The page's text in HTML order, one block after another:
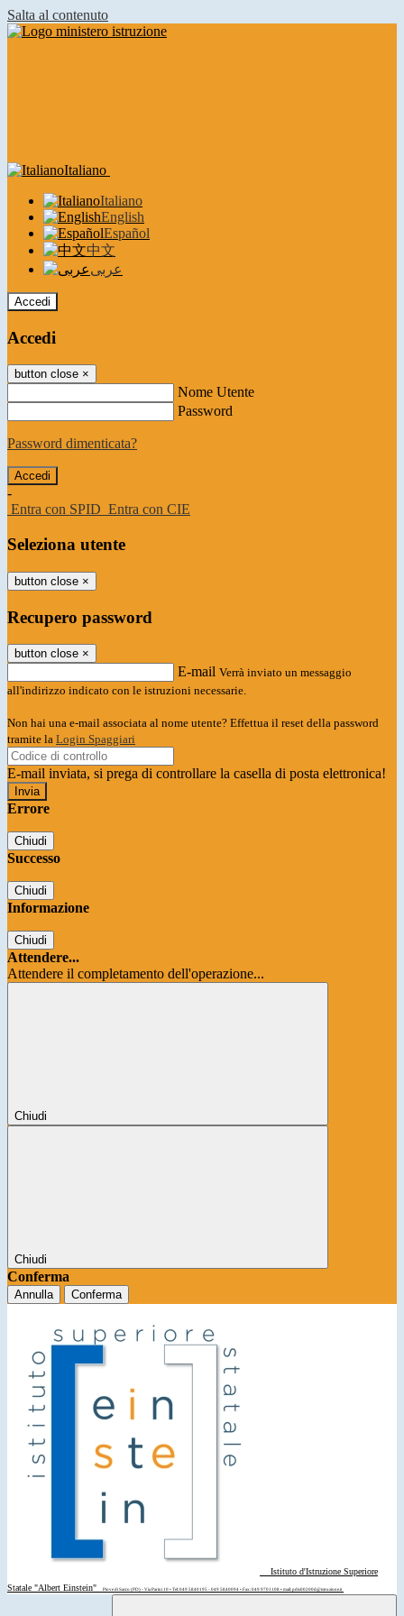
Salta al contenuto
Italiano
Italiano
English
Español
中文
عربى
Accedi
Accedi
button close ×
Nome Utente
Password
Password dimenticata?
-
Entra con SPID Entra con CIE
Seleziona utente
button close ×
Recupero password
button close ×
E-mail Verrà inviato un messaggio
all'indirizzo indicato con le istruzioni necessarie.
Non hai una e-mail associata al nome utente? Effettua il reset della password
tramite la Login Spaggiari
E-mail inviata, si prega di controllare la casella di posta elettronica!
Errore
Chiudi
Successo
Chiudi
Informazione
Chiudi
Attendere...
Attendere il completamento dell'operazione...
Chiudi
Chiudi
Conferma
Annulla Conferma
Istituto d'Istruzione Superiore
Statale "Albert Einstein"
Piove di Sacco (PD) - Via Parini 10 • Tel: 049 5840195 - 049 5840094 • Fax: 049 9701108 • mail: pdis00200d@istruzione.it